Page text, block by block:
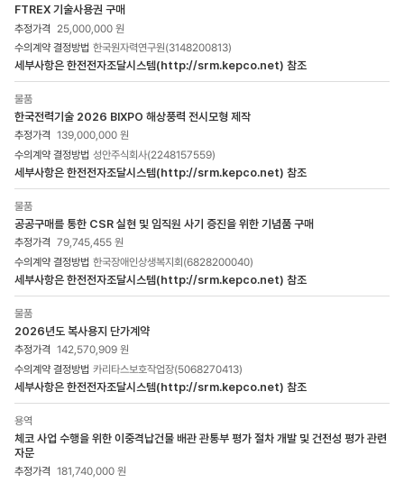
FTREX 기술사용권 구매
25,000,000 원
한국원자력연구원(3148200813)
세부사항은 한전전자조달시스템(http://srm.kepco.net) 참조
물품
한국전력기술 2026 BIXPO 해상풍력 전시모형 제작
139,000,000 원
성안주식회사(2248157559)
세부사항은 한전전자조달시스템(http://srm.kepco.net) 참조
물품
공공구매를 통한 CSR 실현 및 임직원 사기 증진을 위한 기념품 구매
79,745,455 원
한국장애인상생복지회(6828200040)
세부사항은 한전전자조달시스템(http://srm.kepco.net) 참조
물품
2026년도 복사용지 단가계약
142,570,909 원
카리타스보호작업장(5068270413)
세부사항은 한전전자조달시스템(http://srm.kepco.net) 참조
용역
체코 사업 수행을 위한 이중격납건물 배관 관통부 평가 절차 개발 및 건전성 평가 관련
자문
181,740,000 원